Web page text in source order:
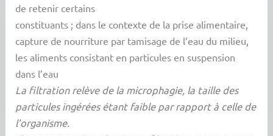
de retenir certains
constituants ; dans le contexte de la prise alimentaire,
capture de nourriture par tamisage de l’eau du milieu,
les aliments consistant en particules en suspension
dans l’eau
La filtration relève de la microphagie, la taille des
particules ingérées étant faible par rapport à celle de
l’organisme.